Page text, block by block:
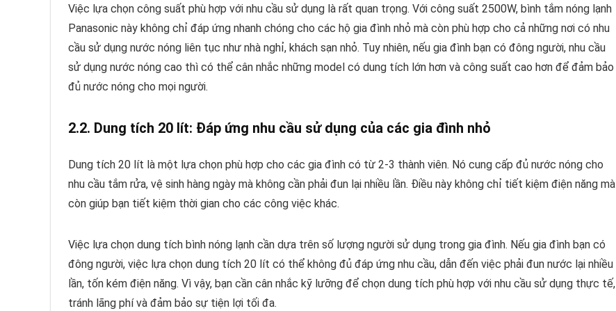
Việc lựa chọn công suất phù hợp với nhu cầu sử dụng là rất quan trọng. Với công suất 2500W, bình tắm nóng lạnh
Panasonic này không chỉ đáp ứng nhanh chóng cho các hộ gia đình nhỏ mà còn phù hợp cho cả những nơi có nhu
cầu sử dụng nước nóng liên tục như nhà nghỉ, khách sạn nhỏ. Tuy nhiên, nếu gia đình bạn có đông người, nhu cầu
sử dụng nước nóng cao thì có thể cân nhắc những model có dung tích lớn hơn và công suất cao hơn để đảm bảo
đủ nước nóng cho mọi người.
2.2. Dung tích 20 lít: Đáp ứng nhu cầu sử dụng của các gia đình nhỏ
Dung tích 20 lít là một lựa chọn phù hợp cho các gia đình có từ 2-3 thành viên. Nó cung cấp đủ nước nóng cho
nhu cầu tắm rửa, vệ sinh hàng ngày mà không cần phải đun lại nhiều lần. Điều này không chỉ tiết kiệm điện năng mà
còn giúp bạn tiết kiệm thời gian cho các công việc khác.
Việc lựa chọn dung tích bình nóng lạnh cần dựa trên số lượng người sử dụng trong gia đình. Nếu gia đình bạn có
đông người, việc lựa chọn dung tích 20 lít có thể không đủ đáp ứng nhu cầu, dẫn đến việc phải đun nước lại nhiều
lần, tốn kém điện năng. Vì vậy, bạn cần cân nhắc kỹ lưỡng để chọn dung tích phù hợp với nhu cầu sử dụng thực tế,
tránh lãng phí và đảm bảo sự tiện lợi tối đa.